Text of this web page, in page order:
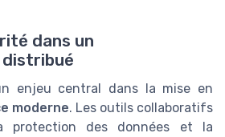
dans un
enjeu central dans la mise en
moderne. Les outils collaboratifs
protection des données et la